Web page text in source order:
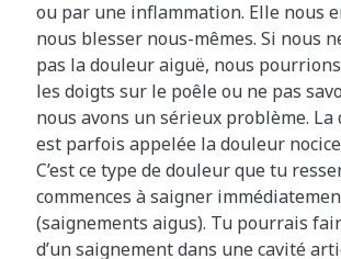
ou par une inflammation. Elle nous
nous blesser nous-mêmes. Si nous
pas la douleur aiguë, nous
les doigts sur le poêle ou ne pas
nous avons un sérieux problème.
est parfois appelée la douleur
C’est ce type de douleur que tu
commences à saigner
(saignements aigus). Tu pourrais
d’un saignement dans une cavité